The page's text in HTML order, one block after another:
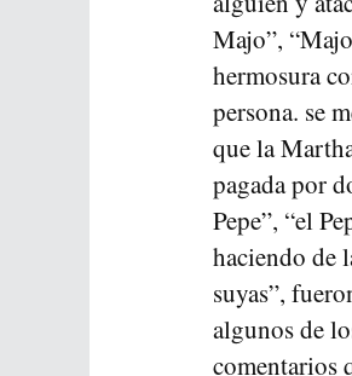
Majo”,
hermosura
persona. se
que la
pagada por
Pepe”, “el
haciendo de
suyas”,
algunos de
comentarios